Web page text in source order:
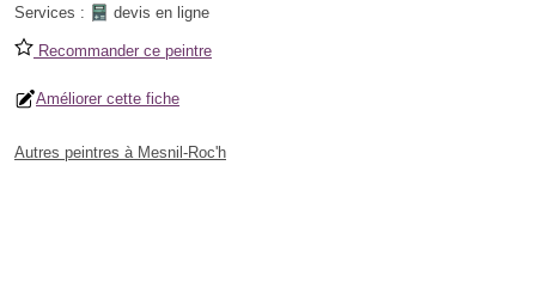
Services :
devis en ligne
Recommander ce peintre
Améliorer cette fiche
Autres peintres à Mesnil-Roc'h